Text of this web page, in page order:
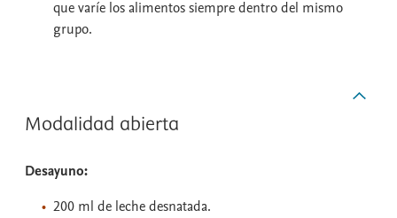
que varíe los alimentos siempre dentro del mismo
grupo.
Modalidad abierta
Desayuno:
200 ml de leche desnatada.